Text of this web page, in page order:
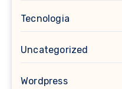
Tecnologia
Uncategorized
Wordpress